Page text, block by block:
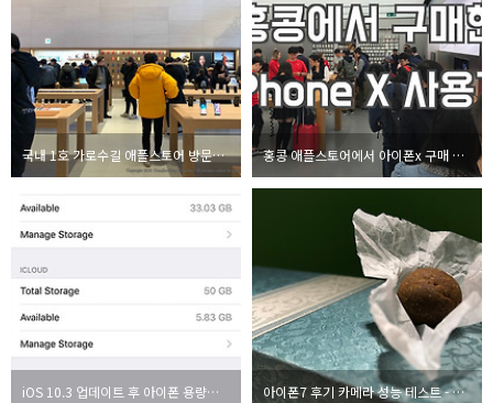
국내 1호 가로수길 애플스토어 방문기 - 오즈모 모바일2는 언제쯤? 홍콩 애플스토어에서 아이폰x 구매 후 3일 사용한 후기 - 현지에는 암매상도 있었다!
iOS 10.3 업데이트 후 아이폰 용량이 확보되다 아이폰7 후기 카메라 성능 테스트 - 제품사진